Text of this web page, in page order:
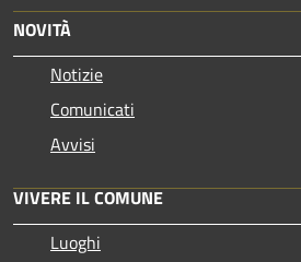
NOVITÀ
Notizie
Comunicati
Avvisi
VIVERE IL COMUNE
Luoghi